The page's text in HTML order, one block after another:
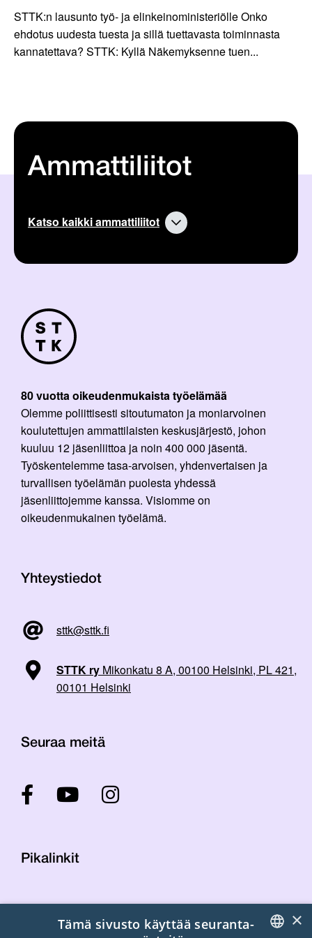
STTK:n lausunto työ- ja elinkeinoministeriölle Onko
ehdotus uudesta tuesta ja sillä tuettavasta toiminnasta
kannatettava? STTK: Kyllä Näkemyksenne tuen...
Ammattiliitot
Katso kaikki ammattiliitot
80 vuotta oikeudenmukaista työelämää
Olemme poliittisesti sitoutumaton ja moniarvoinen
koulutettujen ammattilaisten keskusjärjestö, johon
kuuluu 12 jäsenliittoa ja noin 400 000 jäsentä.
Työskentelemme tasa-arvoisen, yhdenvertaisen ja
turvallisen työelämän puolesta yhdessä
jäsenliittojemme kanssa. Visiomme on
oikeudenmukainen työelämä.
Yhteystiedot
sttk@sttk.fi
STTK ry Mikonkatu 8 A, 00100 Helsinki, PL 421,
00101 Helsinki
Seuraa meitä
Pikalinkit
Laskutustiedot
×
Tämä sivusto käyttää seuranta-